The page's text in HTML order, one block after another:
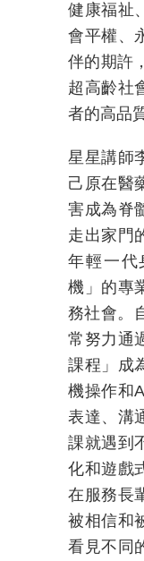
健康福祉
會平權、
伴的期許
超高齡社
者的高品
星星講師
己原在醫
害成為脊
走出家門
年輕一代
機」的專
務社會。
常努力通
課程」成
機操作和
表達、溝
課就遇到
化和遊戲
在服務長
被相信和
看見不同